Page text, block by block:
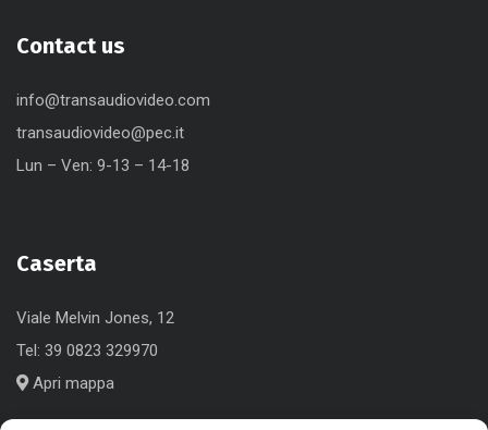
Contact us
info@transaudiovideo.com
transaudiovideo@pec.it
Lun – Ven: 9-13 – 14-18
Caserta
Viale Melvin Jones, 12
Tel: 39 0823 329970
Apri mappa